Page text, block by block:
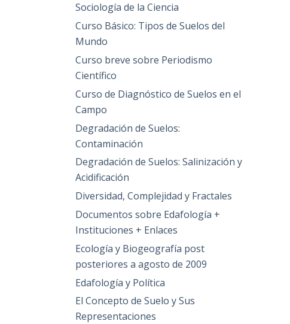
Sociología de la Ciencia
Curso Básico: Tipos de Suelos del
Mundo
Curso breve sobre Periodismo
Científico
Curso de Diagnóstico de Suelos en el
Campo
Degradación de Suelos:
Contaminación
Degradación de Suelos: Salinización y
Acidificación
Diversidad, Complejidad y Fractales
Documentos sobre Edafología +
Instituciones + Enlaces
Ecología y Biogeografía post
posteriores a agosto de 2009
Edafología y Política
El Concepto de Suelo y Sus
Representaciones